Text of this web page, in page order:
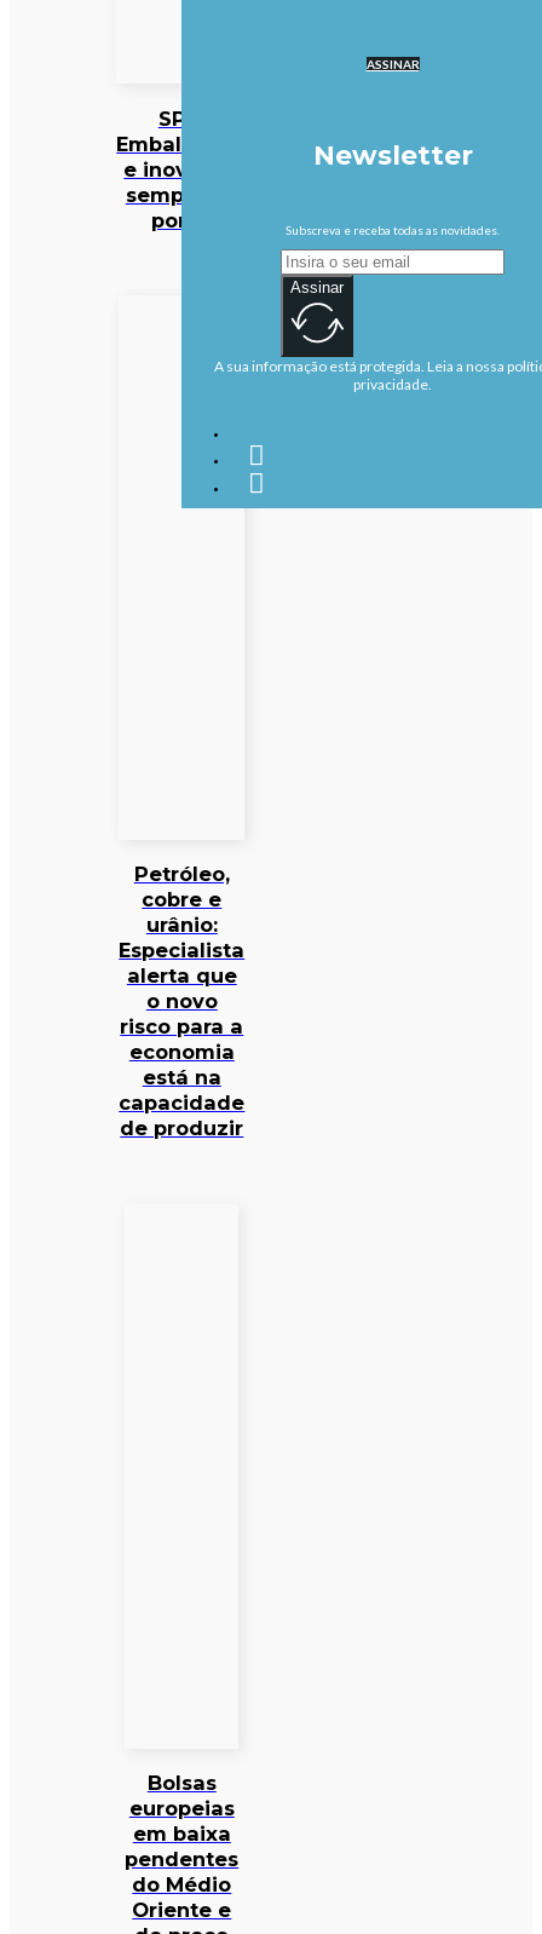
SPV:
Embalagens
e inovação
sempre no
ponto
Petróleo,
cobre e
urânio:
Especialista
alerta que
o novo
risco para a
economia
está na
capacidade
de produzir
Bolsas
europeias
em baixa
pendentes
do Médio
Oriente e
ASSINAR
Newsletter
Subscreva e receba todas as novidades.
Assinar
A sua informação está protegida. Leia a nossa
privacidade.